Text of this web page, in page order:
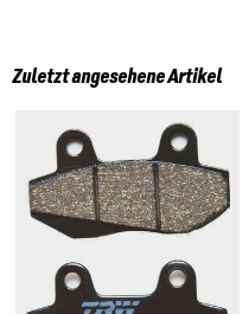
Zuletzt angesehene Artikel